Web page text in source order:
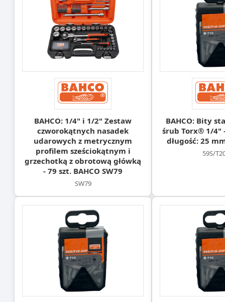
BAHCO: 1/4" i 1/2" Zestaw
czworokątnych nasadek
udarowych z metrycznym
profilem sześciokątnym i
grzechotką z obrotową główką
- 79 szt. BAHCO SW79
SW79
BAHCO: Bity
śrub Torx® 1/4"
długość: 25
59S/